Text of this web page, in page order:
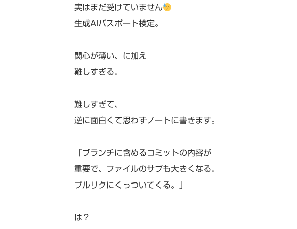
実はまだ受けていません
生成AIパスポート検定。
関心が薄い、に加え
難しすぎる。
難しすぎて、
逆に面白くて思わずノートに書きます。
「ブランチに含めるコミットの内容が
重要で、ファイルのサブも大きくなる。
プルリクにくっついてくる。」
は？